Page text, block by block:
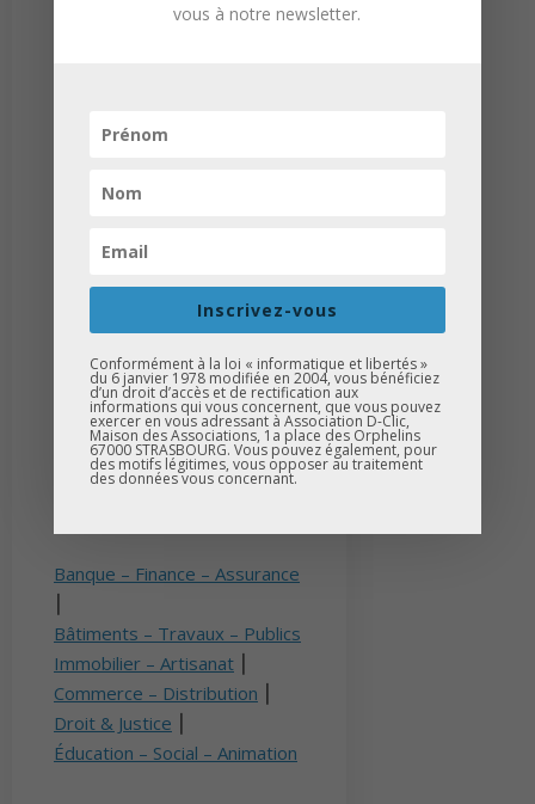
l’orientationpour la classe
Voici les kits bénévolesmis à
la disposition des bénévoles
pour les aider à préparer
efficacement leurs
Banque – Finance – Assurance
Bâtiments – Travaux – Publics
Immobilier – Artisanat
Commerce – Distribution
Droit & Justice
Éducation – Social – Animation
vous à notre newsletter.
Inscrivez-vous
Conformément à la loi « informatique et libertés »
du 6 janvier 1978 modifiée en 2004, vous bénéficiez
d’un droit d’accès et de rectification aux
informations qui vous concernent, que vous pouvez
exercer en vous adressant à Association D-Clic,
Maison des Associations, 1a place des Orphelins
67000 STRASBOURG. Vous pouvez également, pour
des motifs légitimes, vous opposer au traitement
des données vous concernant.